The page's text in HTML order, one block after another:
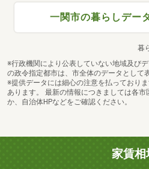
一関市の暮らしデー
暮
※行政機関により公表していない地域及び
の政令指定都市は、市全体のデータとして
※提供データには細心の注意を払っており
あります。 最新の情報につきましては各市
か、自治体HPなどをご確認ください。
家賃相